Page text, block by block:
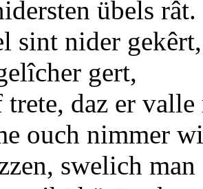
übels rât.
sint nider gekêrt,
gert,
trete, daz er valle
ouch nimmer
swelich man